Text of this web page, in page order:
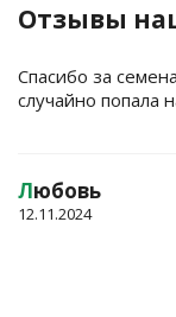
Отзывы
Спасибо за
случайно попала
Любовь
12.11.2024